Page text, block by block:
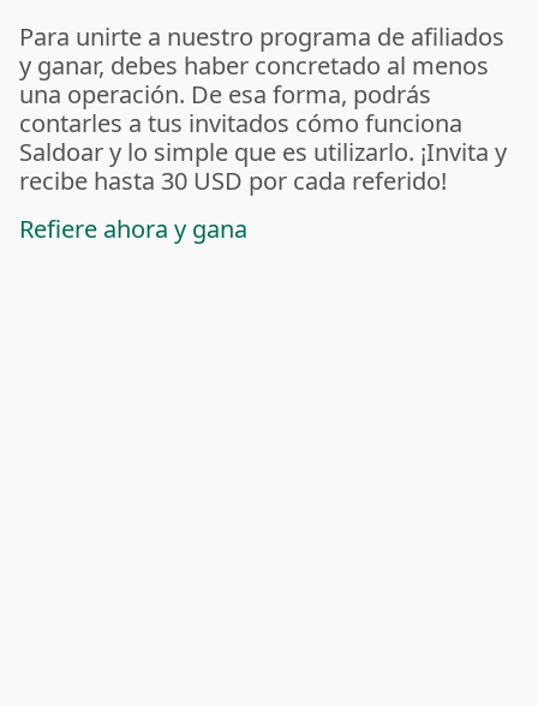
Para unirte a nuestro programa de afiliados
y ganar, debes haber concretado al menos
una operación. De esa forma, podrás
contarles a tus invitados cómo funciona
Saldoar y lo simple que es utilizarlo. ¡Invita y
recibe hasta 30 USD por cada referido!
Refiere ahora y gana